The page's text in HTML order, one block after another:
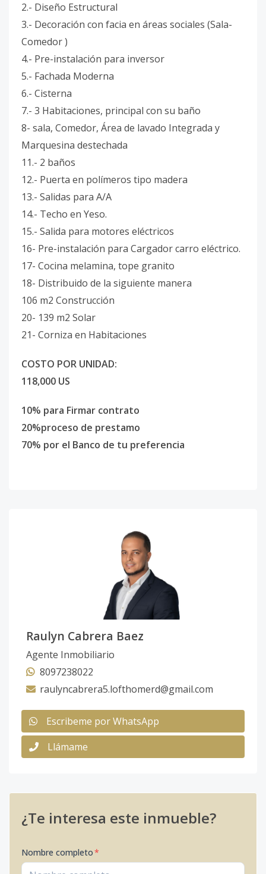
2.- Diseño Estructural
3.- Decoración con facia en áreas sociales (Sala-
Comedor )
4.- Pre-instalación para inversor
5.- Fachada Moderna
6.- Cisterna
7.- 3 Habitaciones, principal con su baño
8- sala, Comedor, Área de lavado Integrada y
Marquesina destechada
11.- 2 baños
12.- Puerta en polímeros tipo madera
13.- Salidas para A/A
14.- Techo en Yeso.
15.- Salida para motores eléctricos
16- Pre-instalación para Cargador carro eléctrico.
17- Cocina melamina, tope granito
18- Distribuido de la siguiente manera
106 m2 Construcción
20- 139 m2 Solar
21- Corniza en Habitaciones
COSTO POR UNIDAD:
118,000 US
10% para Firmar contrato
20%proceso de prestamo
70% por el Banco de tu preferencia
Raulyn Cabrera Baez
Agente Inmobiliario
8097238022
raulyncabrera5.lofthomerd@gmail.com
Escribeme por WhatsApp
Llámame
¿Te interesa este inmueble?
Nombre completo*